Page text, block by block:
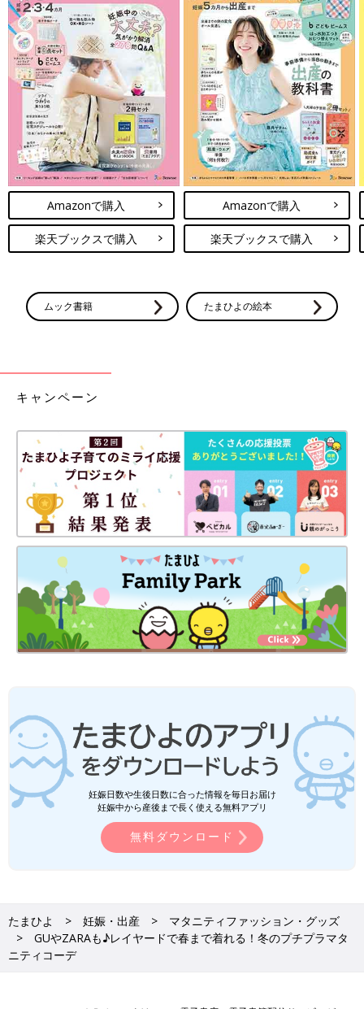
Amazonで購入
楽天ブックスで購入
Amazonで購入
楽天ブックスで購入
ムック書籍 たまひよの絵本
キャンペーン
妊娠日数や生後日数に合った情報を毎日お届け
妊娠中から産後まで長く使える無料アプリ
無料ダウンロード
たまひよ 妊娠・出産
マタニティファッション・グッズ
GUやZARAも♪レイヤードで春まで着れる！冬のプチプラマタ
ニティコーデ